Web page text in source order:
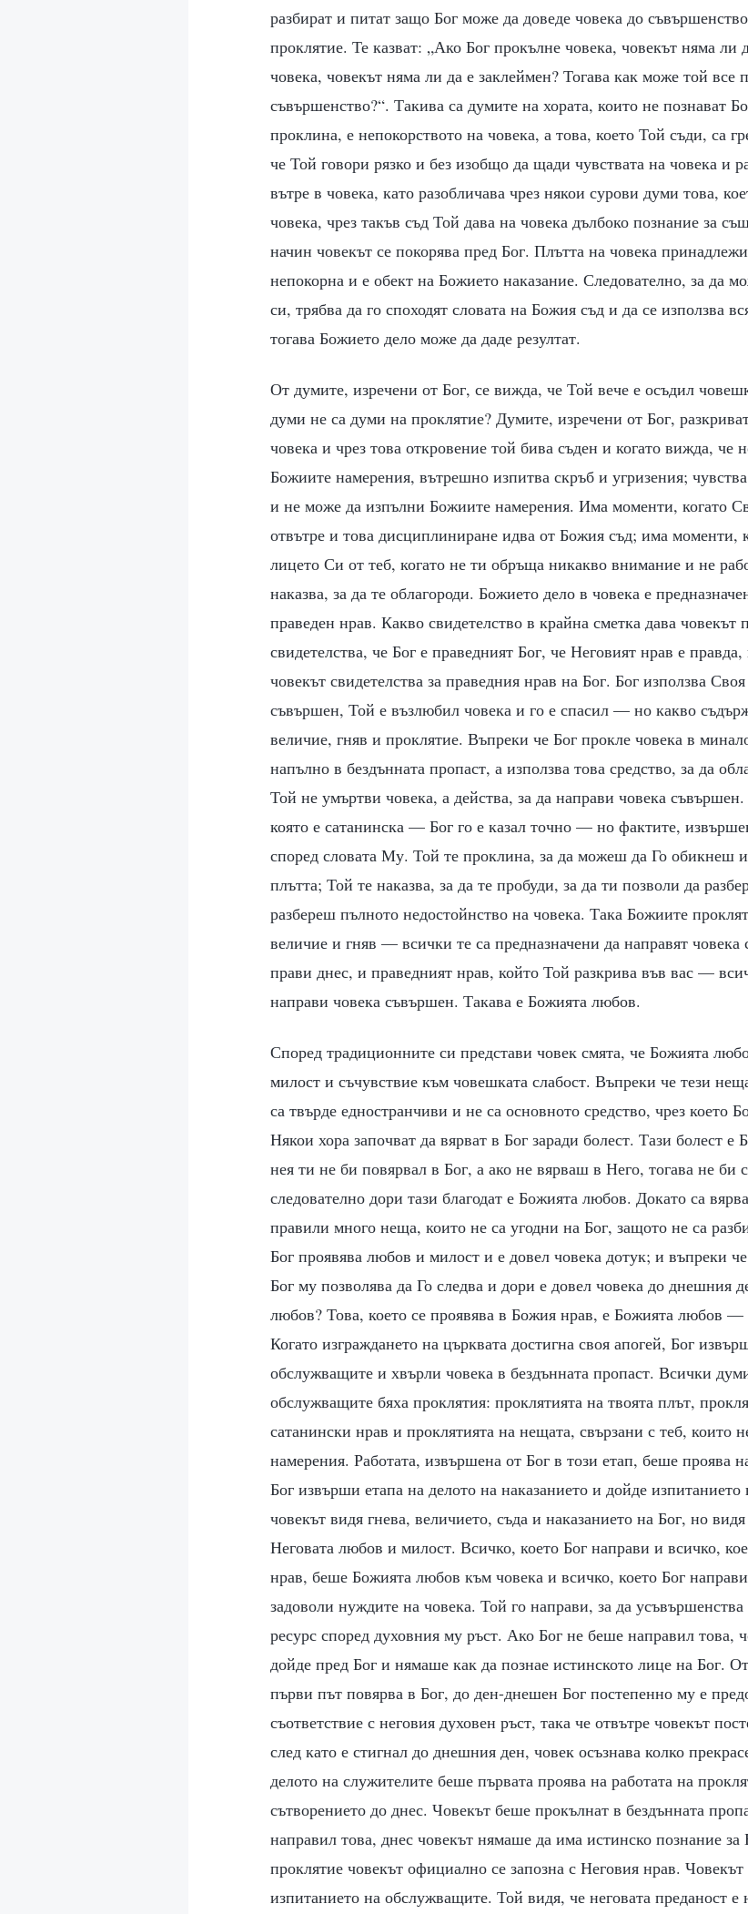
разбират и питат защо Бог може да доведе човека до
проклятие. Те казват: „Ако Бог прокълне човека, човекът няма ли
човека, човекът няма ли да е заклеймен? Тогава как може той все
съвършенство?“. Такива са думите на хората, които не познават
проклина, е непокорството на човека, а това, което Той съди, са
че Той говори рязко и без изобщо да щади чувствата на човека и
вътре в човека, като разобличава чрез някои сурови думи това,
човека, чрез такъв съд Той дава на човека дълбоко познание за
начин човекът се покорява пред Бог. Плътта на човека
непокорна и е обект на Божието наказание. Следователно, за да
си, трябва да го споходят словата на Божия съд и да се използва
тогава Божието дело може да даде резултат.
От думите, изречени от Бог, се вижда, че Той вече е осъдил
думи не са думи на проклятие? Думите, изречени от Бог,
човека и чрез това откровение той бива съден и когато вижда, че
Божиите намерения, вътрешно изпитва скръб и угризения;
и не може да изпълни Божиите намерения. Има моменти, когато
отвътре и това дисциплиниране идва от Божия съд; има моменти,
лицето Си от теб, когато не ти обръща никакво внимание и не
наказва, за да те облагороди. Божието дело в човека е
праведен нрав. Какво свидетелство в крайна сметка дава човекът
свидетелства, че Бог е праведният Бог, че Неговият нрав е
човекът свидетелства за праведния нрав на Бог. Бог използва
съвършен, Той е възлюбил човека и го е спасил — но какво
величие, гняв и проклятие. Въпреки че Бог прокле човека в
напълно в бездънната пропаст, а използва това средство, за да
Той не умъртви човека, а действа, за да направи човека
която е сатанинска — Бог го е казал точно — но фактите,
според словата Му. Той те проклина, за да можеш да Го обикнеш
плътта; Той те наказва, за да те пробуди, за да ти позволи да
разбереш пълното недостойнство на човека. Така Божиите
величие и гняв — всички те са предназначени да направят
прави днес, и праведният нрав, който Той разкрива във вас —
направи човека съвършен. Такава е Божията любов.
Според традиционните си представи човек смята, че Божията
милост и съчувствие към човешката слабост. Въпреки че тези
са твърде едностранчиви и не са основното средство, чрез което
Някои хора започват да вярват в Бог заради болест. Тази болест е
нея ти не би повярвал в Бог, а ако не вярваш в Него, тогава не би
следователно дори тази благодат е Божията любов. Докато са
правили много неща, които не са угодни на Бог, защото не са
Бог проявява любов и милост и е довел човека дотук; и въпреки
Бог му позволява да Го следва и дори е довел човека до днешния
любов? Това, което се проявява в Божия нрав, е Божията любов —
Когато изграждането на църквата достигна своя апогей, Бог
обслужващите и хвърли човека в бездънната пропаст. Всички
обслужващите бяха проклятия: проклятията на твоята плът,
сатанински нрав и проклятията на нещата, свързани с теб, които
намерения. Работата, извършена от Бог в този етап, беше проява
Бог извърши етапа на делото на наказанието и дойде
човекът видя гнева, величието, съда и наказанието на Бог, но
Неговата любов и милост. Всичко, което Бог направи и всичко,
нрав, беше Божията любов към човека и всичко, което Бог
задоволи нуждите на човека. Той го направи, за да
ресурс според духовния му ръст. Ако Бог не беше направил това,
дойде пред Бог и нямаше как да познае истинското лице на Бог.
първи път повярва в Бог, до ден-днешен Бог постепенно му е
съответствие с неговия духовен ръст, така че отвътре човекът
след като е стигнал до днешния ден, човек осъзнава колко
делото на служителите беше първата проява на работата на
сътворението до днес. Човекът беше прокълнат в бездънната
направил това, днес човекът нямаше да има истинско познание за
проклятие човекът официално се запозна с Неговия нрав.
изпитанието на обслужващите. Той видя, че неговата преданост